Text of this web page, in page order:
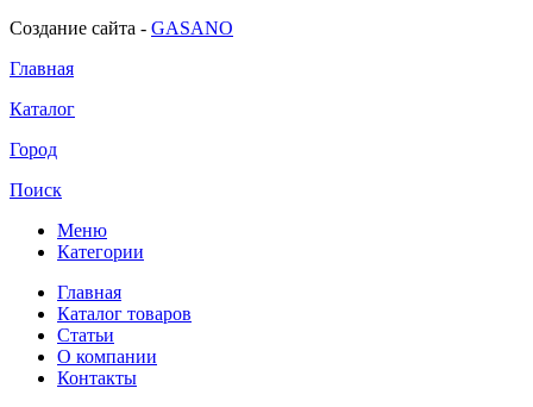
Создание сайта - GASANO
Главная
Каталог
Город
Поиск
Меню
Категории
Главная
Каталог товаров
Статьи
О компании
Контакты